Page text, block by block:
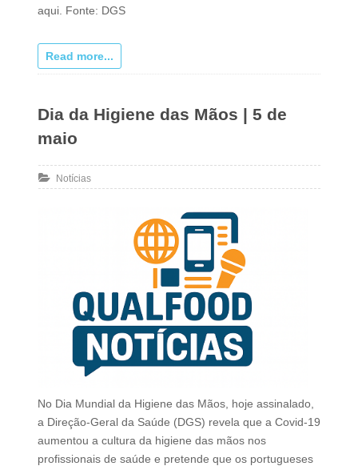
aqui. Fonte: DGS
Read more...
Dia da Higiene das Mãos | 5 de
maio
Notícias
No Dia Mundial da Higiene das Mãos, hoje assinalado,
a Direção-Geral da Saúde (DGS) revela que a Covid-19
aumentou a cultura da higiene das mãos nos
profissionais de saúde e pretende que os portugueses